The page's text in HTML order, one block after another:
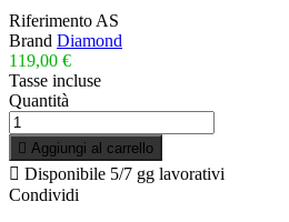
RiferimentoAS
Brand Diamond
119,00 €
Tasse incluse
Quantità
 Aggiungi al carrello
 Disponibile 5/7 gg lavorativi
Condividi